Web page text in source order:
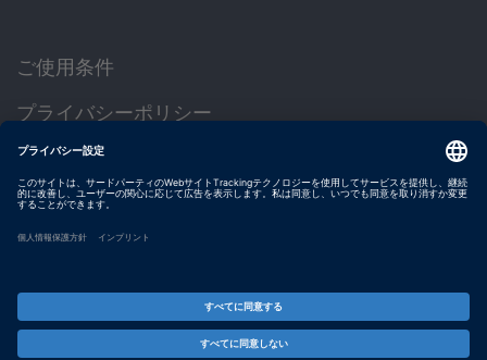
ご使用条件
プライバシーポリシー
約款
サイト運営会社情報